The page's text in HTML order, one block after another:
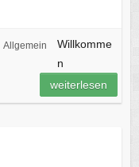
Allgemein
Willkomme
n
weiterlesen